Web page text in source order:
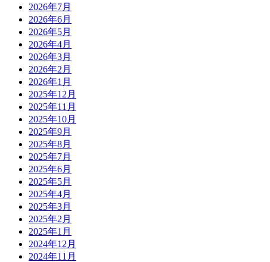
2026年7月
2026年6月
2026年5月
2026年4月
2026年3月
2026年2月
2026年1月
2025年12月
2025年11月
2025年10月
2025年9月
2025年8月
2025年7月
2025年6月
2025年5月
2025年4月
2025年3月
2025年2月
2025年1月
2024年12月
2024年11月